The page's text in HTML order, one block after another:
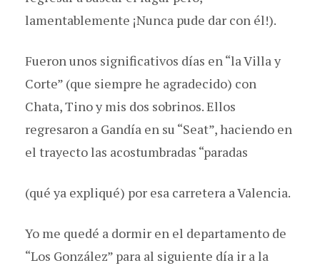
lamentablemente ¡Nunca pude dar con él!).
Fueron unos significativos días en “la Villa y
Corte” (que siempre he agradecido) con
Chata, Tino y mis dos sobrinos. Ellos
regresaron a Gandía en su “Seat”, haciendo en
el trayecto las acostumbradas “paradas
(qué ya expliqué) por esa carretera a Valencia.
Yo me quedé a dormir en el departamento de
“Los González” para al siguiente día ir a la